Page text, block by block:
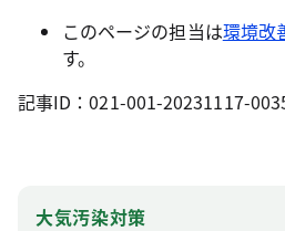
このページの担当は環境
す。
記事ID：021-001-20231117-
大気汚染対策